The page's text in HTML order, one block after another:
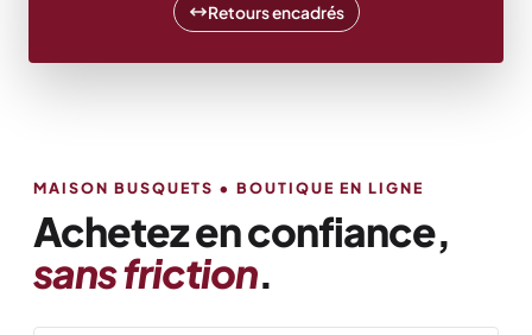
Retours encadrés
MAISON BUSQUETS • BOUTIQUE EN LIGNE
Achetez en confiance,
sans friction.